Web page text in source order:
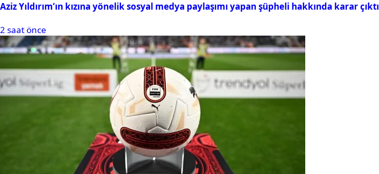
Aziz Yıldırım’ın kızına yönelik sosyal medya paylaşımı yapan şüpheli hakkında karar çıktı
2 saat önce